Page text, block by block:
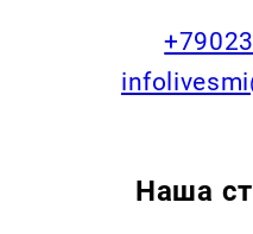
Наша